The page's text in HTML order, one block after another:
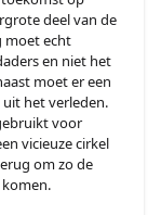
deel van de
moet echt
en niet het
moet er een
het verleden.
voor
vicieuze cirkel
om zo de